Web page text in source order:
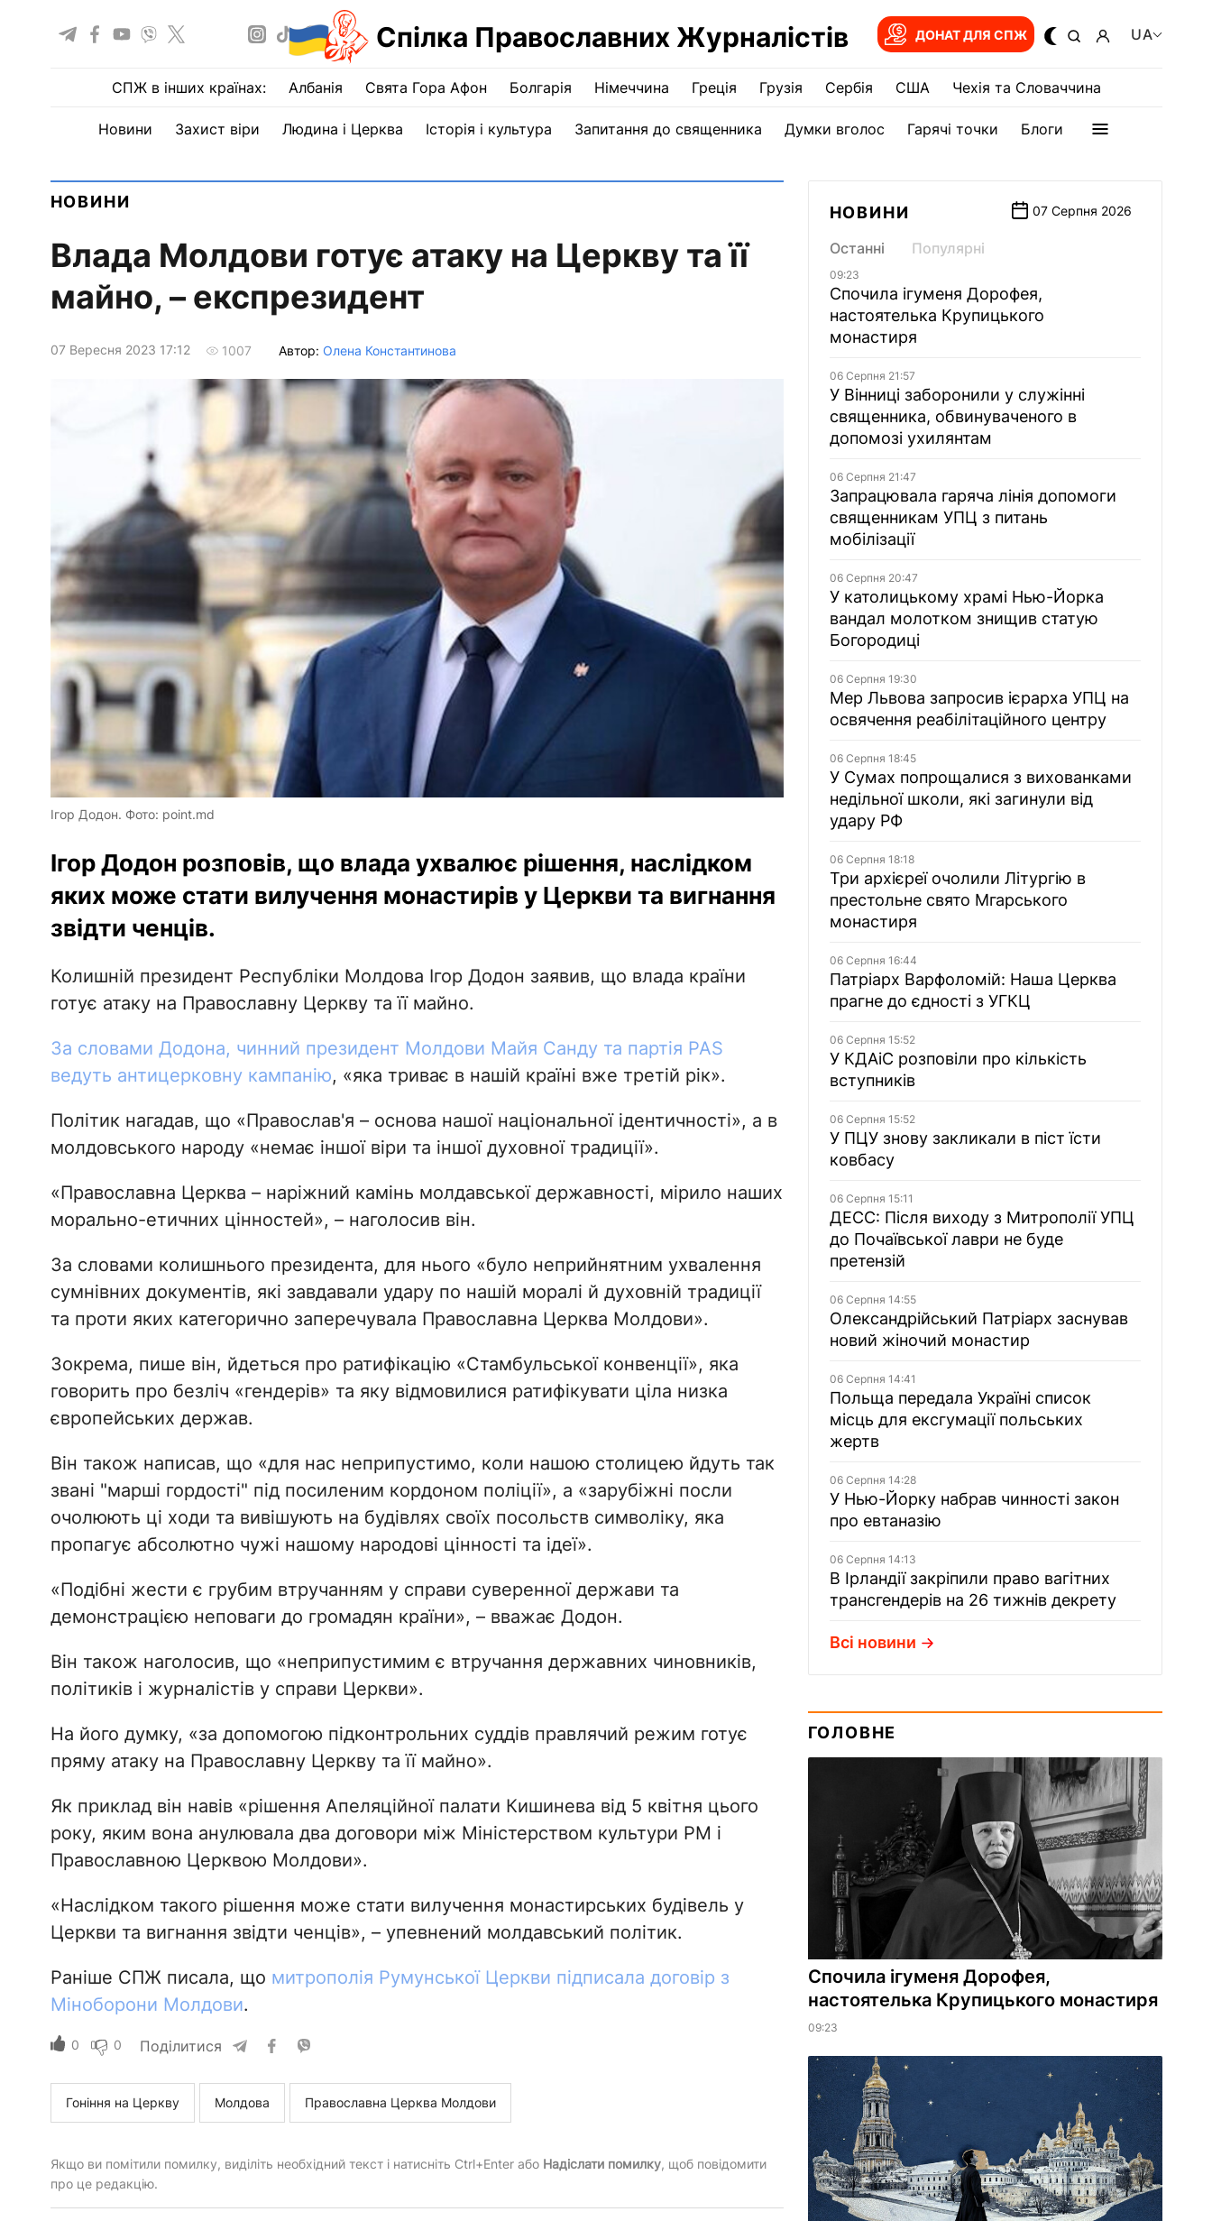
Спілка Православних Журналістів ДОНАТ ДЛЯ СПЖ UA
СПЖ в інших країнах: Албанія Свята Гора Афон Болгарія Німеччина Греція Грузія Сербія США Чехія та Словаччина
Новини Захист віри Людина і Церква Історія і культура Запитання до священника Думки вголос Гарячі точки Блоги
НОВИНИ
Влада Молдови готує атаку на Церкву та її
майно, – експрезидент
07 Вересня 2023 17:12 1007 Автор: Олена Константинова
Ігор Додон. Фото: point.md
Ігор Додон розповів, що влада ухвалює рішення, наслідком
яких може стати вилучення монастирів у Церкви та вигнання
звідти ченців.
Колишній президент Республіки Молдова Ігор Додон заявив, що влада країни
готує атаку на Православну Церкву та її майно.
За словами Додона, чинний президент Молдови Майя Санду та партія PAS
ведуть антицерковну кампанію, «яка триває в нашій країні вже третій рік».
Політик нагадав, що «Православ'я – основа нашої національної ідентичності», а в
молдовського народу «немає іншої віри та іншої духовної традиції».
«Православна Церква – наріжний камінь молдавської державності, мірило наших
морально-етичних цінностей», – наголосив він.
За словами колишнього президента, для нього «було неприйнятним ухвалення
сумнівних документів, які завдавали удару по нашій моралі й духовній традиції
та проти яких категорично заперечувала Православна Церква Молдови».
Зокрема, пише він, йдеться про ратифікацію «Стамбульської конвенції», яка
говорить про безліч «гендерів» та яку відмовилися ратифікувати ціла низка
європейських держав.
Він також написав, що «для нас неприпустимо, коли нашою столицею йдуть так
звані "марші гордості" під посиленим кордоном поліції», а «зарубіжні посли
очолюють ці ходи та вивішують на будівлях своїх посольств символіку, яка
пропагує абсолютно чужі нашому народові цінності та ідеї».
«Подібні жести є грубим втручанням у справи суверенної держави та
демонстрацією неповаги до громадян країни», – вважає Додон.
Він також наголосив, що «неприпустимим є втручання державних чиновників,
політиків і журналістів у справи Церкви».
На його думку, «за допомогою підконтрольних суддів правлячий режим готує
пряму атаку на Православну Церкву та її майно».
Як приклад він навів «рішення Апеляційної палати Кишинева від 5 квітня цього
року, яким вона анулювала два договори між Міністерством культури РМ і
Православною Церквою Молдови».
«Наслідком такого рішення може стати вилучення монастирських будівель у
Церкви та вигнання звідти ченців», – упевнений молдавський політик.
Раніше СПЖ писала, що митрополія Румунської Церкви підписала договір з
Міноборони Молдови.
0 0 Поділитися
Гоніння на Церкву Молдова Православна Церква Молдови
Якщо ви помітили помилку, виділіть необхідний текст і натисніть Ctrl+Enter або Надіслати помилку, щоб повідомити
про це редакцію.
НОВИНИ 07 Серпня 2026
Останні Популярні
09:23
Спочила ігуменя Дорофея,
настоятелька Крупицького
монастиря
06 Серпня 21:57
У Вінниці заборонили у служінні
священника, обвинуваченого в
допомозі ухилянтам
06 Серпня 21:47
Запрацювала гаряча лінія допомоги
священникам УПЦ з питань
мобілізації
06 Серпня 20:47
У католицькому храмі Нью-Йорка
вандал молотком знищив статую
Богородиці
06 Серпня 19:30
Мер Львова запросив ієрарха УПЦ на
освячення реабілітаційного центру
06 Серпня 18:45
У Сумах попрощалися з вихованками
недільної школи, які загинули від
удару РФ
06 Серпня 18:18
Три архієреї очолили Літургію в
престольне свято Мгарського
монастиря
06 Серпня 16:44
Патріарх Варфоломій: Наша Церква
прагне до єдності з УГКЦ
06 Серпня 15:52
У КДАіС розповіли про кількість
вступників
06 Серпня 15:52
У ПЦУ знову закликали в піст їсти
ковбасу
06 Серпня 15:11
ДЕСС: Після виходу з Митрополії УПЦ
до Почаївської лаври не буде
претензій
06 Серпня 14:55
Олександрійський Патріарх заснував
новий жіночий монастир
06 Серпня 14:41
Польща передала Україні список
місць для ексгумації польських
жертв
06 Серпня 14:28
У Нью-Йорку набрав чинності закон
про евтаназію
06 Серпня 14:13
В Ірландії закріпили право вагітних
трансгендерів на 26 тижнів декрету
Всі новини
ГОЛОВНЕ
Спочила ігуменя Дорофея,
настоятелька Крупицького монастиря
09:23